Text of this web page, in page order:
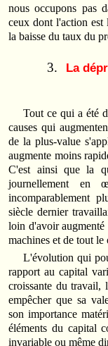
nous occupons pas
ceux dont l'action est
la baisse du taux du
La
Tout ce qui a été
causes qui
de la plus-value
augmente moins
C'est ainsi que la
journellement en
incomparablement
siècle dernier
loin d'avoir augmenté
machines et de tout
L'évolution qui
rapport au capital
croissante du travail,
empêcher que sa
son importance
éléments du capital
invariable ou même